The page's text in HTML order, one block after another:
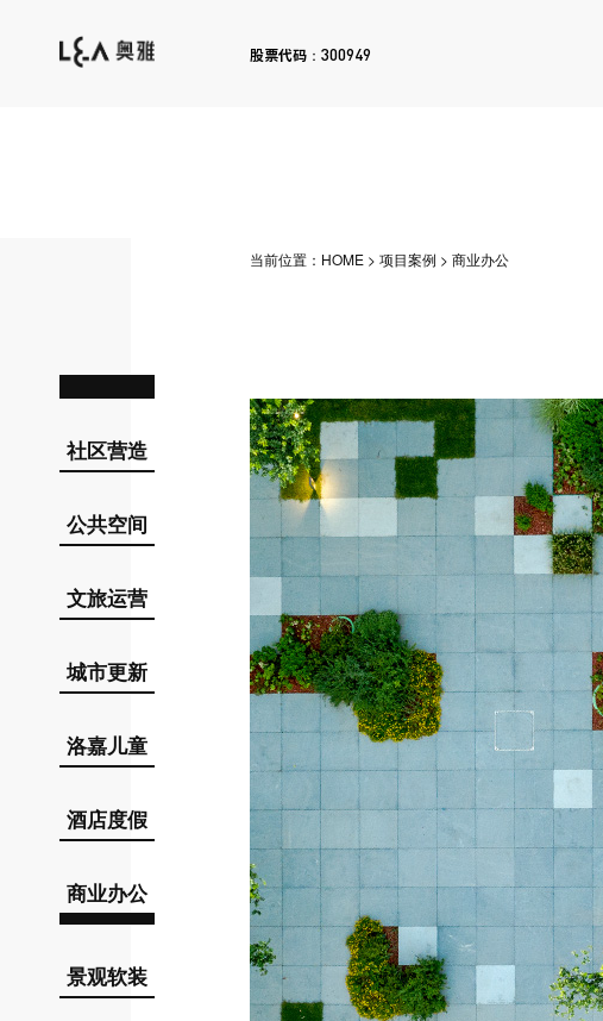
股票代码： 300949
社区营造
公共空间
文旅运营
城市更新
洛嘉儿童
酒店度假
商业办公
景观软装
当前位置： HOME > 项目案例 > 商业办公